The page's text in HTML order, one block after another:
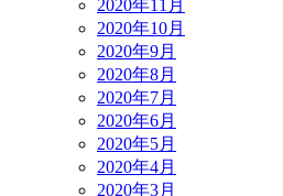
2020年11月
2020年10月
2020年9月
2020年8月
2020年7月
2020年6月
2020年5月
2020年4月
2020年3月